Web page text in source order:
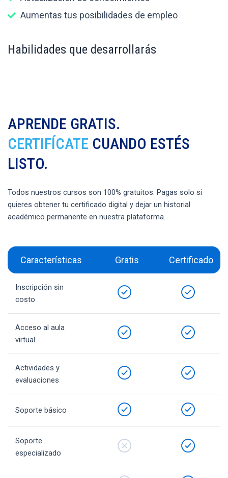
Aumentas tus posibilidades de empleo
Habilidades que desarrollarás
APRENDE GRATIS.
CERTIFÍCATE CUANDO ESTÉS
LISTO.
Todos nuestros cursos son 100% gratuitos. Pagas solo si
quieres obtener tu certificado digital y dejar un historial
académico permanente en nuestra plataforma.
Características Gratis Certificado
Inscripción sin
costo
Acceso al aula
virtual
Actividades y
evaluaciones
Soporte básico
Soporte
especializado